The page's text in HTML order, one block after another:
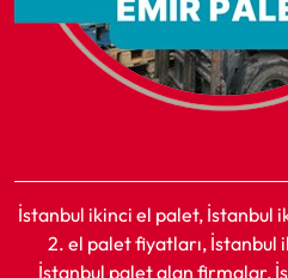
İstanbul ikinci el palet, İstanbul
2. el palet fiyatları, İstanbul
İstanbul palet alan firmalar,